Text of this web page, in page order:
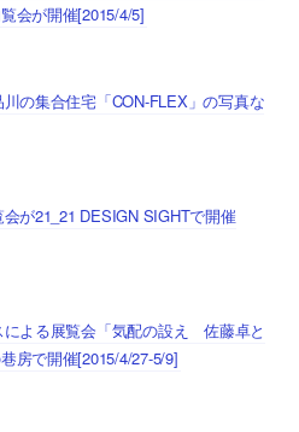
会が開催[2015/4/5]
の集合住宅「CON-FLEX」の写真な
が21_21 DESIGN SIGHTで開催
よる展覧会「気配の設え 佐藤卓と
房で開催[2015/4/27-5/9]